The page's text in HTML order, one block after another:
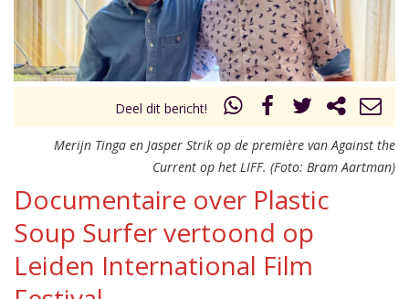
Deel dit bericht!
Merijn Tinga en Jasper Strik op de première van Against the
Current op het LIFF. (Foto: Bram Aartman)
Documentaire over Plastic
Soup Surfer vertoond op
Leiden International Film